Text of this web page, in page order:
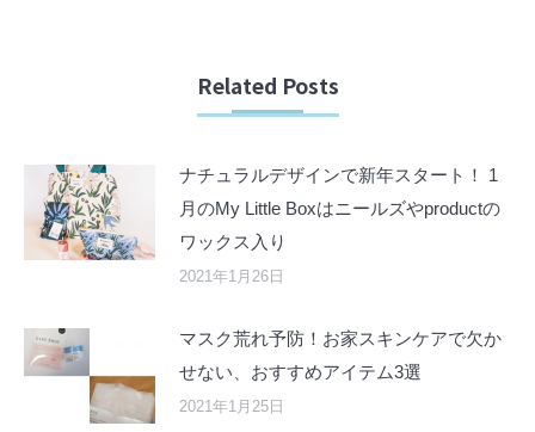
Related Posts
ナチュラルデザインで新年スタート！ 1
月のMy Little Boxはニールズやproductの
ワックス入り
2021年1月26日
マスク荒れ予防！お家スキンケアで欠か
せない、おすすめアイテム3選
2021年1月25日